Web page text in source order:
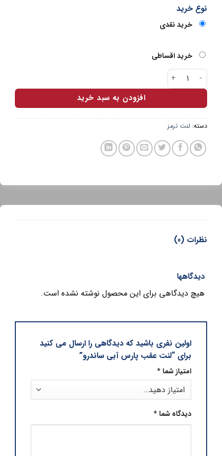
نوع خرید
خرید نقدی
خرید اقساطی
لنت عقب پارس آبی ساندرو عدد
افزودن به سبد خرید
دسته:لنت ترمز
نظرات (0)
دیدگاهها
هیچ دیدگاهی برای این محصول نوشته نشده است.
اولین نفری باشید که دیدگاهی را ارسال می کنید
برای “لنت عقب پارس آبی ساندرو”
امتیاز شما*
دیدگاه شما*